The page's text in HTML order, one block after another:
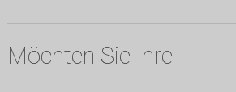
Möchten Sie Ihre